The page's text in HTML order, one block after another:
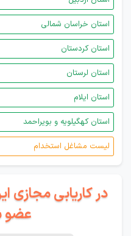
استان خراسان شمالی
استان کردستان
استان لرستان
استان ایلام
استان کهگیلویه و بویراحمد
لیست مشاغل استخدام
در کاریابی مجازی
عضو